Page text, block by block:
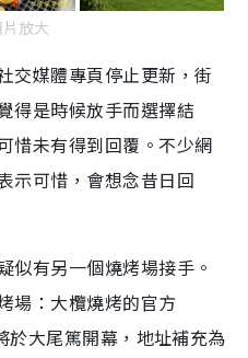
放大
交媒體專頁停止更新，街
得是時候放手而選擇結
惜未有得到回覆。不少網
示可惜，會想念昔日回
似有另一個燒烤場接手。
場：大欖燒烤的官方
大尾篤開幕，地址補充為